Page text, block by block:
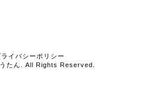
ライバシーポリシー
たん . All Rights Reserved.